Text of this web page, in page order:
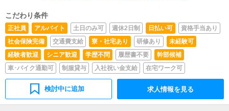
こだわり条件
正社員 アルバイト 土日のみ可 週休2日制 日払い可
資格手当あり
社会保険完備
交通費支給 寮・社宅あり 研修あり
未経験可
経験者歓迎
シニア歓迎 学歴不問 履歴書不要
幹部候補
車･バイク通勤可
制服貸与 入社祝い金支給 在宅ワーク可
検討中に追加 求人情報を見る